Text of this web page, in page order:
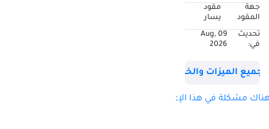
جهة
المقود
مقود
يسار
تحديث
في:
09 Aug,
2026
جميع الميزات والخصائص
مشكلة في هذا الإعلان؟